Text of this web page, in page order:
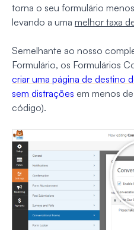
torna o seu formulário
levando a uma melhor taxa
Semelhante ao nosso
Formulário, os Formulários
criar uma página de destino
sem distrações em menos
código).